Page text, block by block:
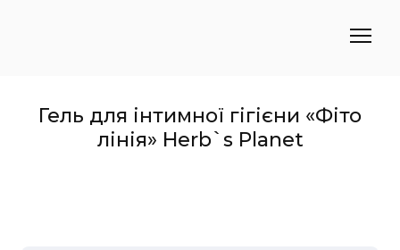
Гель для інтимної гігієни «Фіто
лінія» Herb`s Planet